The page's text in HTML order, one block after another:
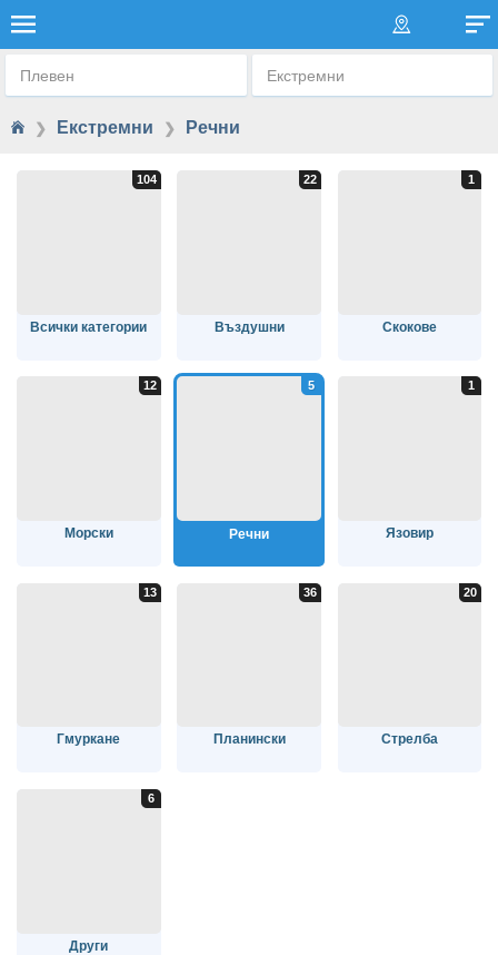
Плевен Екстремни
❯ Екстремни ❯ Речни
Всички категории Въздушни Скокове
Морски Речни Язовир
Гмуркане Планински Стрелба
Други